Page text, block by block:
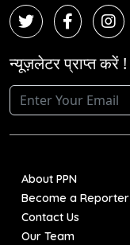
न्यूज़लेटर प्राप्त करें !
About PPN
Become a Reporter
Contact Us
Our Team